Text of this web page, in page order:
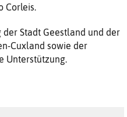
Corleis.
Stadt Geestland und der
Cuxland sowie der
Unterstützung.